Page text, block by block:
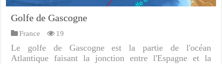
Golfe de Gascogne
France 19
Le golfe de Gascogne est la partie de l'océan
Atlantique faisant la jonction entre l'Espagne et la